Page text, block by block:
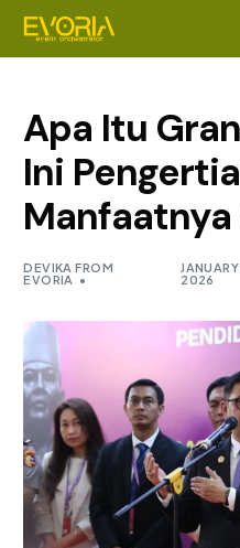
Apa Itu
Ini
Manfaatnya
DEVIKA FROM
EVORIA
JANUARY
2026